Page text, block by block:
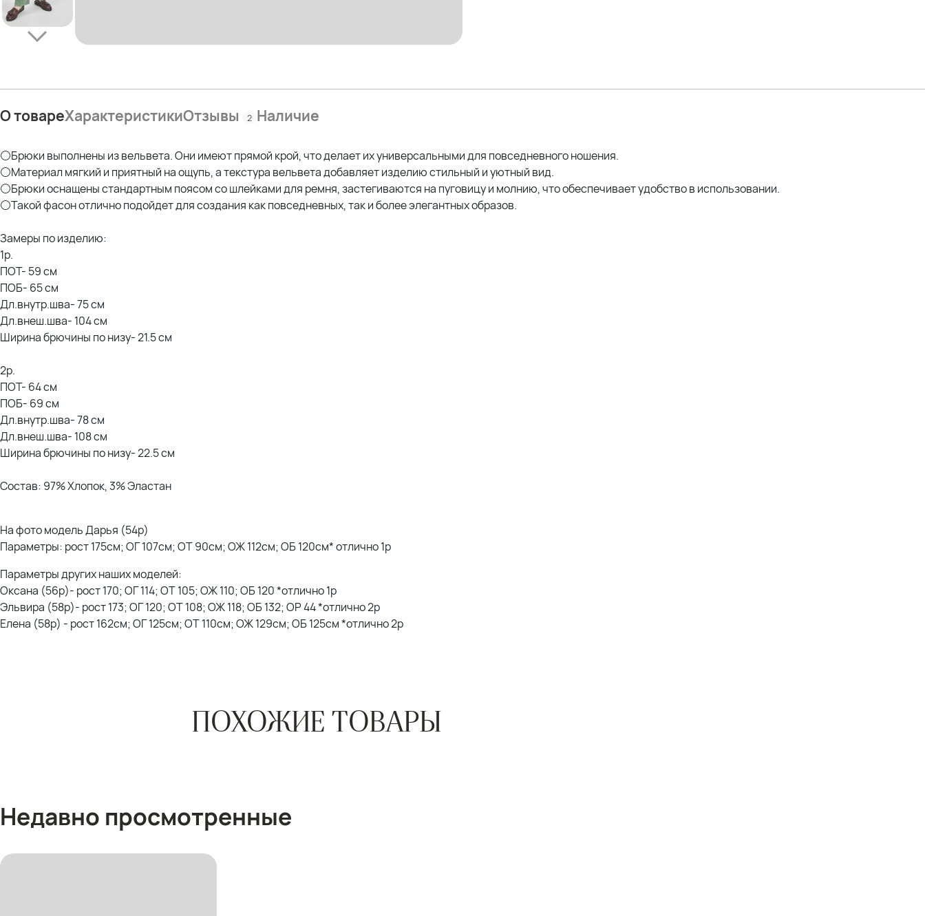
О товареХарактеристикиОтзывы 2 Наличие
⚪Брюки выполнены из вельвета. Они имеют прямой крой, что делает их универсальными для повседневного ношения.
⚪Материал мягкий и приятный на ощупь, а текстура вельвета добавляет изделию стильный и уютный вид.
⚪Брюки оснащены стандартным поясом со шлейками для ремня, застегиваются на пуговицу и молнию, что обеспечивает удобство в использовании.
⚪Такой фасон отлично подойдет для создания как повседневных, так и более элегантных образов.
Замеры по изделию:
1р.
ПОТ- 59 см
ПОБ- 65 см
Дл.внутр.шва- 75 см
Дл.внеш.шва- 104 см
Ширина брючины по низу- 21.5 см
2р.
ПОТ- 64 см
ПОБ- 69 см
Дл.внутр.шва- 78 см
Дл.внеш.шва- 108 см
Ширина брючины по низу- 22.5 см
Состав: 97% Хлопок, 3% Эластан
На фото модель Дарья (54р)
Параметры: рост 175см; ОГ 107см; ОТ 90см; ОЖ 112см; ОБ 120см* отлично 1р
Параметры других наших моделей:
Оксана (56р)- рост 170; ОГ 114; ОТ 105; ОЖ 110; ОБ 120 *отлично 1р
Эльвира (58р)- рост 173; ОГ 120; ОТ 108; ОЖ 118; ОБ 132; ОР 44 *отлично 2р
Елена (58р) - рост 162см; ОГ 125см; ОТ 110см; ОЖ 129см; ОБ 125см *отлично 2р
ПОХОЖИЕ ТОВАРЫ
Недавно просмотренные